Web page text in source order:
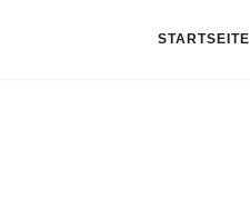
STARTSEITE